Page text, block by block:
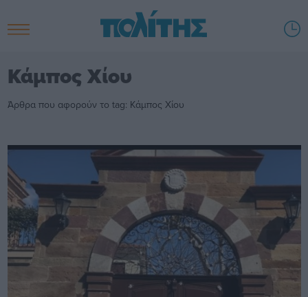
Κάμπος Χίου
Άρθρα που αφορούν το tag: Κάμπος Χίου